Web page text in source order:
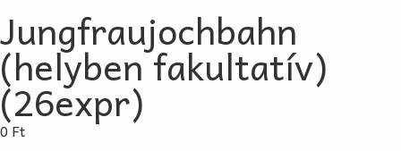
Jungfraujochbahn
(helyben fakultatív)
(26expr)
0Ft